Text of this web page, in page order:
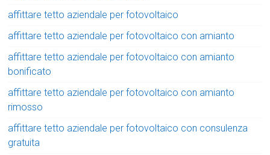
affittare tetto aziendale per fotovoltaico
affittare tetto aziendale per fotovoltaico con amianto
affittare tetto aziendale per fotovoltaico con amianto
bonificato
affittare tetto aziendale per fotovoltaico con amianto
rimosso
affittare tetto aziendale per fotovoltaico con consulenza
gratuita